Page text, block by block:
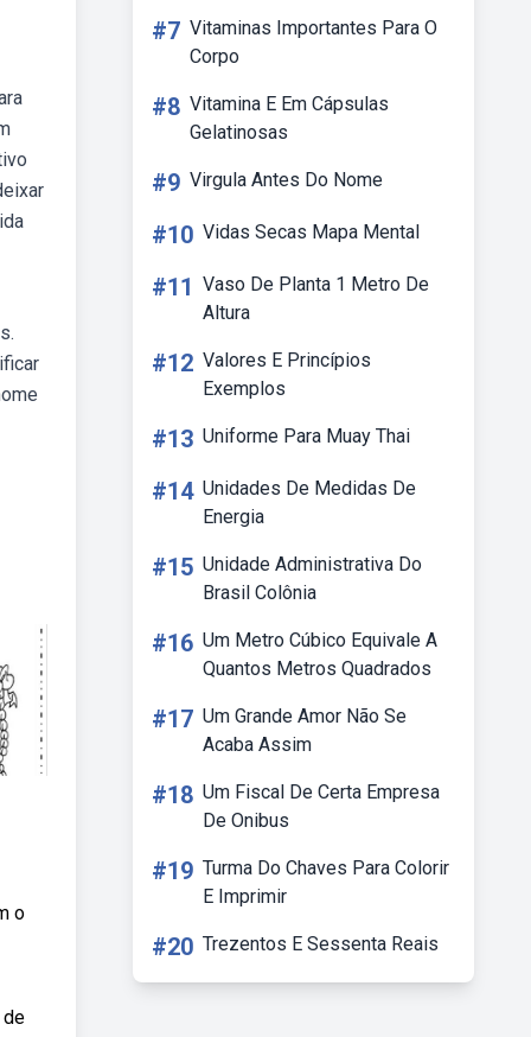
o
de
#7 Vitaminas Importantes Para O
Corpo
#8 Vitamina E Em Cápsulas
Gelatinosas
#9 Virgula Antes Do Nome
#10 Vidas Secas Mapa Mental
#11 Vaso De Planta 1 Metro De
Altura
#12 Valores E Princípios
Exemplos
#13 Uniforme Para Muay Thai
#14 Unidades De Medidas De
Energia
#15 Unidade Administrativa Do
Brasil Colônia
#16 Um Metro Cúbico Equivale A
Quantos Metros Quadrados
#17 Um Grande Amor Não Se
Acaba Assim
#18 Um Fiscal De Certa Empresa
De Onibus
#19 Turma Do Chaves Para Colorir
E Imprimir
#20 Trezentos E Sessenta Reais